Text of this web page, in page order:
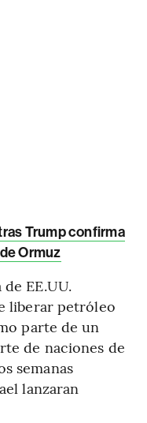
Trump confirma
Ormuz
EE.UU.
liberar petróleo
parte de un
de naciones de
semanas
lanzaran